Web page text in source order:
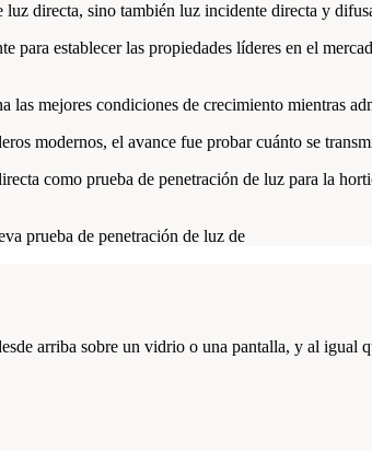
directa, sino también luz incidente directa y
establecer las propiedades líderes en el
mejores condiciones de crecimiento mientras
modernos, el avance fue probar cuánto se
como prueba de penetración de luz para la
prueba de penetración de luz de
arriba sobre un vidrio o una pantalla, y al igual